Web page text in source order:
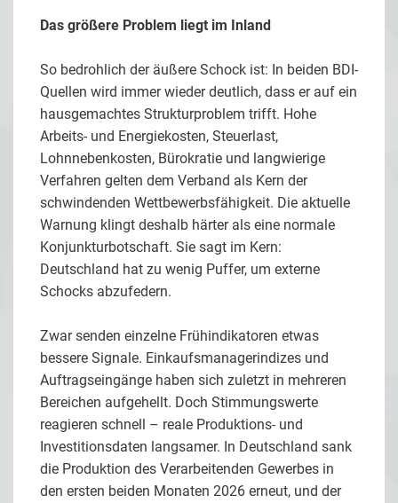
Das größere Problem liegt im Inland
So bedrohlich der äußere Schock ist: In beiden BDI-
Quellen wird immer wieder deutlich, dass er auf ein
hausgemachtes Strukturproblem trifft. Hohe
Arbeits- und Energiekosten, Steuerlast,
Lohnnebenkosten, Bürokratie und langwierige
Verfahren gelten dem Verband als Kern der
schwindenden Wettbewerbsfähigkeit. Die aktuelle
Warnung klingt deshalb härter als eine normale
Konjunkturbotschaft. Sie sagt im Kern:
Deutschland hat zu wenig Puffer, um externe
Schocks abzufedern.
Zwar senden einzelne Frühindikatoren etwas
bessere Signale. Einkaufsmanagerindizes und
Auftragseingänge haben sich zuletzt in mehreren
Bereichen aufgehellt. Doch Stimmungswerte
reagieren schnell – reale Produktions- und
Investitionsdaten langsamer. In Deutschland sank
die Produktion des Verarbeitenden Gewerbes in
den ersten beiden Monaten 2026 erneut, und der